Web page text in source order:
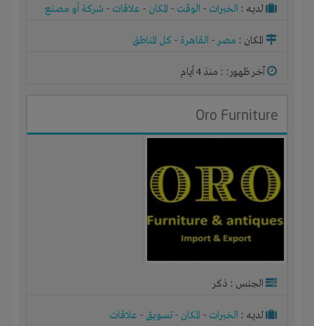
لديـه : الخبرات - الوقت - المكان - علاقات - شركة أو مصنع
المكان : مصر- القاهرة - كل المناطق
آخر ظهور: : منذ 4 أيام
Oro Furniture
الجنس : ذكر
لديـه : الخبرات - المكان - تسويق - علاقات